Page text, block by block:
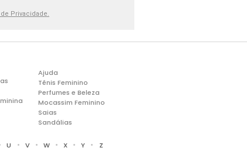
Privacidade.
Ajuda
Tênis Feminino
Perfumes e Beleza
Mocassim Feminino
Saias
Sandálias
U • V • W • X • Y • Z